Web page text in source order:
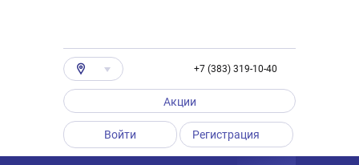
+7 (383) 319-10-40
Акции
Войти Регистрация